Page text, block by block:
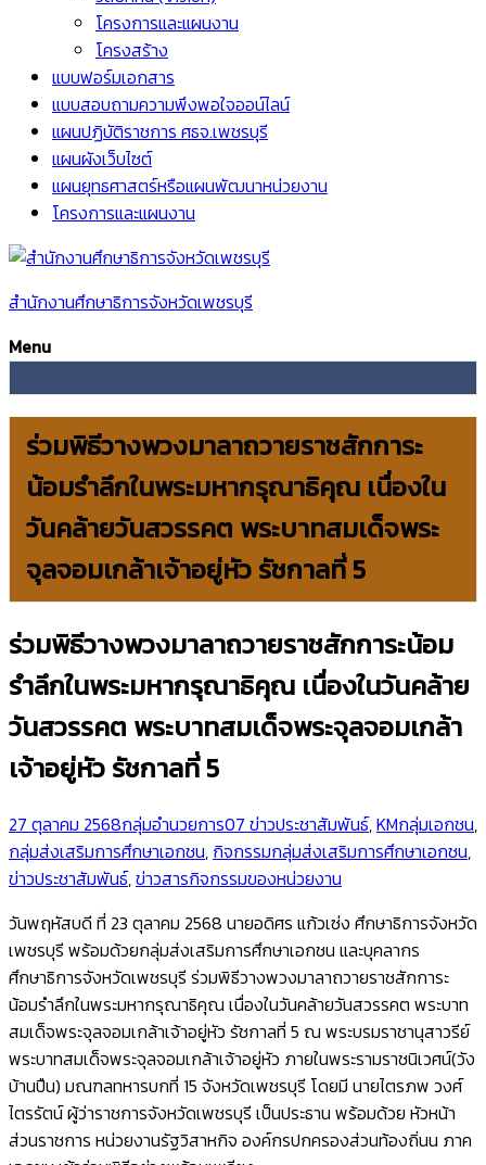
โครงการและแผนงาน
โครงสร้าง
แบบฟอร์มเอกสาร
แบบสอบถามความพึงพอใจออน์ไลน์
แผนปฏิบัติราชการ ศธจ.เพชรบุรี
แผนผังเว็บไซต์
แผนยุทธศาสตร์หรือแผนพัฒนาหน่วยงาน
โครงการและแผนงาน
สำนักงานศึกษาธิการจังหวัดเพชรบุรี
Menu
ร่วมพิธีวางพวงมาลาถวายราชสักการะ
น้อมรำลึกในพระมหากรุณาธิคุณ เนื่องใน
วันคล้ายวันสวรรคต พระบาทสมเด็จพระ
จุลจอมเกล้าเจ้าอยู่หัว รัชกาลที่ 5
ร่วมพิธีวางพวงมาลาถวายราชสักการะน้อม
รำลึกในพระมหากรุณาธิคุณ เนื่องในวันคล้าย
วันสวรรคต พระบาทสมเด็จพระจุลจอมเกล้า
เจ้าอยู่หัว รัชกาลที่ 5
27 ตุลาคม 2568กลุ่มอำนวยการ07 ข่าวประชาสัมพันธ์,KMกลุ่มเอกชน,
กลุ่มส่งเสริมการศึกษาเอกชน, กิจกรรมกลุ่มส่งเสริมการศึกษาเอกชน,
ข่าวประชาสัมพันธ์,ข่าวสารกิจกรรมของหน่วยงาน
วันพฤหัสบดี ที่ 23 ตุลาคม 2568 นายอดิศร แก้วเซ่ง ศึกษาธิการจังหวัด
เพชรบุรี พร้อมด้วยกลุ่มส่งเสริมการศึกษาเอกชน และบุคลากร
ศึกษาธิการจังหวัดเพชรบุรี ร่วมพิธีวางพวงมาลาถวายราชสักการะ
น้อมรำลึกในพระมหากรุณาธิคุณ เนื่องในวันคล้ายวันสวรรคต พระบาท
สมเด็จพระจุลจอมเกล้าเจ้าอยู่หัว รัชกาลที่ 5 ณ พระบรมราชานุสาวรีย์
พระบาทสมเด็จพระจุลจอมเกล้าเจ้าอยู่หัว ภายในพระรามราชนิเวศน์(วัง
บ้านปืน) มณฑลทหารบกที่ 15 จังหวัดเพชรบุรี โดยมี นายไตรภพ วงศ์
ไตรรัตน์ ผู้ว่าราชการจังหวัดเพชรบุรี เป็นประธาน พร้อมด้วย หัวหน้า
ส่วนราชการ หน่วยงานรัฐวิสาหกิจ องค์กรปกครองส่วนท้องถิ่นน ภาค